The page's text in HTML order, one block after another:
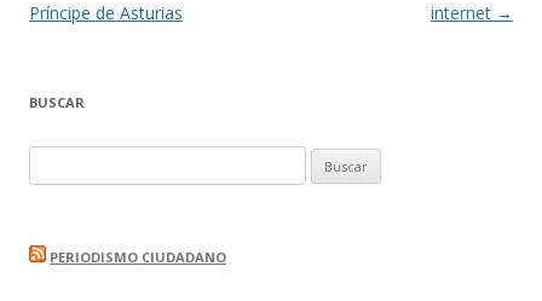
entradas
Príncipe de Asturias
internet →
BUSCAR
PERIODISMO CIUDADANO